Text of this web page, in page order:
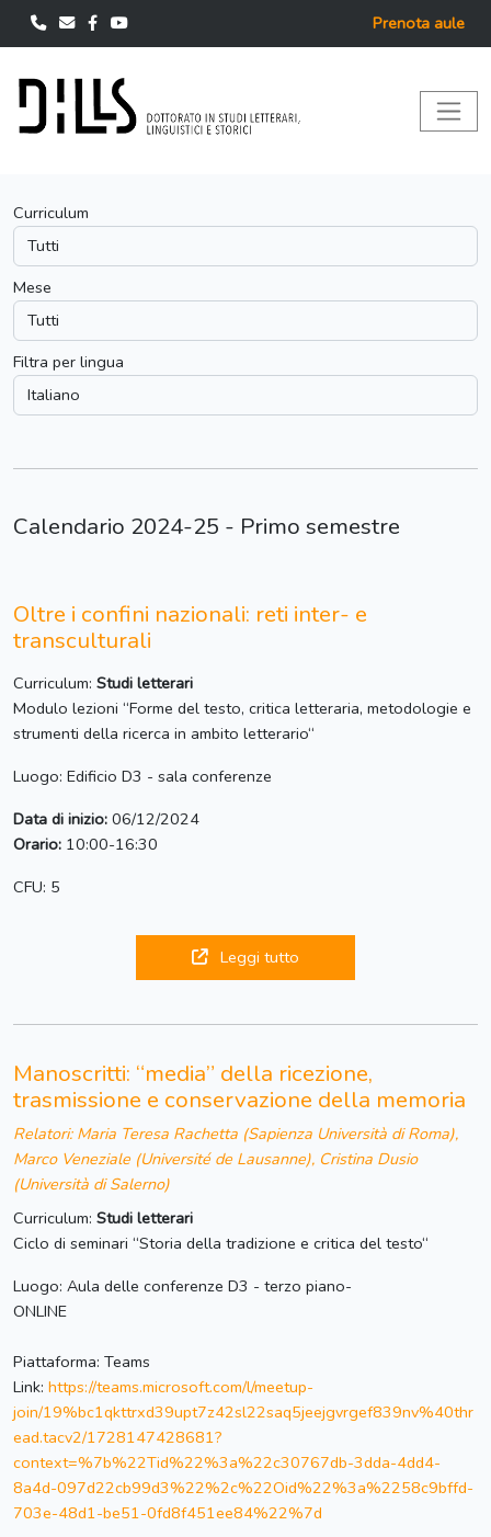
Prenota aule
Curriculum
Mese
Filtra per lingua
Calendario 2024-25 - Primo semestre
Oltre i confini nazionali: reti inter- e
transculturali
Curriculum: Studi letterari
Modulo lezioni “Forme del testo, critica letteraria, metodologie e
strumenti della ricerca in ambito letterario“
Luogo: Edificio D3 - sala conferenze
Data di inizio: 06/12/2024
Orario: 10:00-16:30
CFU: 5
Leggi tutto
Manoscritti: “media” della ricezione,
trasmissione e conservazione della memoria
Relatori: Maria Teresa Rachetta (Sapienza Università di Roma),
Marco Veneziale (Université de Lausanne), Cristina Dusio
(Università di Salerno)
Curriculum: Studi letterari
Ciclo di seminari “Storia della tradizione e critica del testo“
Luogo: Aula delle conferenze D3 - terzo piano-
ONLINE
Piattaforma: Teams
Link: https://teams.microsoft.com/l/meetup-
join/19%bc1qkttrxd39upt7z42sl22saq5jeejgvrgef839nv%40thr
ead.tacv2/1728147428681?
context=%7b%22Tid%22%3a%22c30767db-3dda-4dd4-
8a4d-097d22cb99d3%22%2c%22Oid%22%3a%2258c9bffd-
703e-48d1-be51-0fd8f451ee84%22%7d